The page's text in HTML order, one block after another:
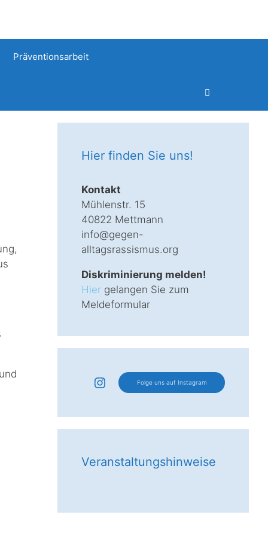
Präventionsarbeit
Hier finden Sie uns!
Kontakt
Mühlenstr. 15
40822 Mettmann
info@gegen-
alltagsrassismus.org
Diskriminierung melden!
Hier gelangen Sie zum
Meldeformular
Instagram Folge uns auf Instagram
Veranstaltungshinweise